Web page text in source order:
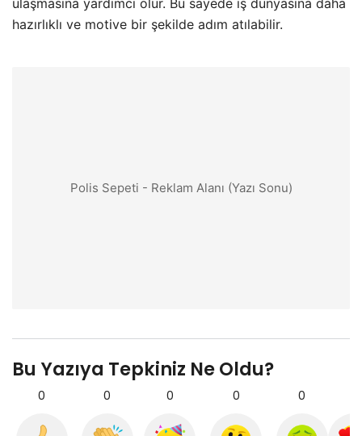
hazırlıklı ve motive bir şekilde adım atılabilir.
Polis Sepeti - Reklam Alanı (Yazı Sonu)
Bu Yazıya Tepkiniz Ne Oldu?
0 0 0 0 0